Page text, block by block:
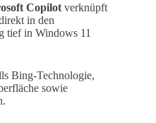
Copilot verknüpft
in den
tief in Windows 11
Bing-Technologie,
sowie